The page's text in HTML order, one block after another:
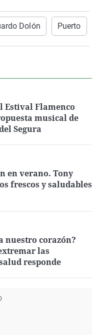
Dolón Puerto
Estival Flamenco
musical de
Segura
en verano. Tony
frescos y saludables
nuestro corazón?
las
responde